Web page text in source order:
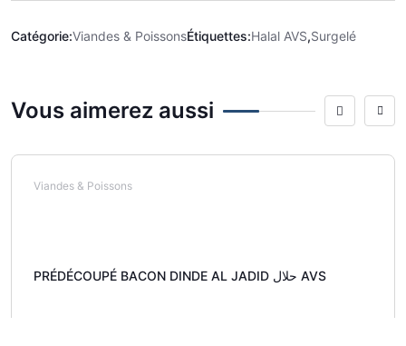
Catégorie:Viandes & PoissonsÉtiquettes:Halal AVS,Surgelé
Vous aimerez aussi
Viandes & Poissons
PRÉDÉCOUPÉ BACON DINDE AL JADID حلال AVS